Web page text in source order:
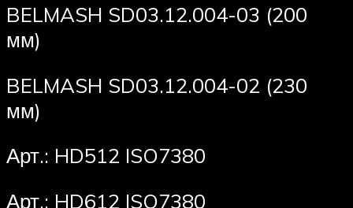
BELMASH SD03.12.004-03 (200
мм)
BELMASH SD03.12.004-02 (230
мм)
Арт.: HD512 ISO7380
Арт.: HD612 ISO7380